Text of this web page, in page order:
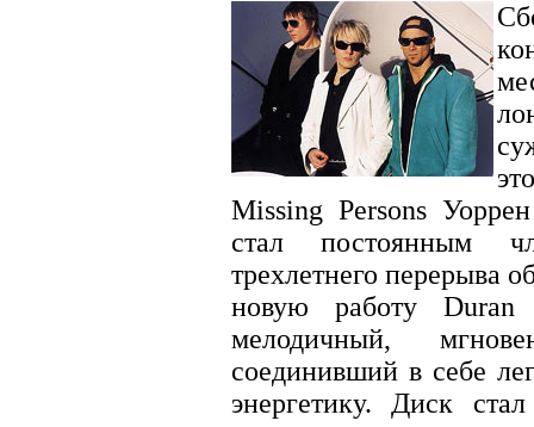
Missing Persons
стал постоянным
трехлетнего перерыва
новую работу
мелодичный,
соединивший в себе
энергетику. Диск